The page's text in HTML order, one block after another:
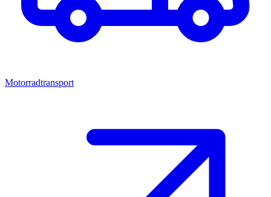
Motorradtransport